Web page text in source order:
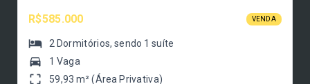
R$585.000 VENDA
2 Dormitórios, sendo 1 suíte
1 Vaga
59,93 m² (Área Privativa)